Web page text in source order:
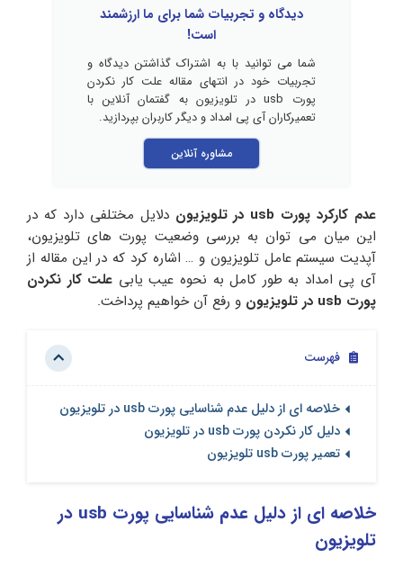
دیدگاه و تجربیات شما برای ما ارزشمند
است!
شما می توانید با به اشتراک گذاشتن دیدگاه و
تجربیات خود در انتهای مقاله علت کار نکردن
پورت usb در تلویزیون به گفتمان آنلاین با
تعمیرکاران آی پی امداد و دیگر کاربران بپردازید.
مشاوره آنلاین
عدم کارکرد پورت usb در تلویزیون
دلایل مختلفی دارد که در
این میان می توان به بررسی وضعیت پورت‌ های تلویزیون،
آپدیت سیستم عامل تلویزیون و … اشاره کرد که در این مقاله از
آی پی امداد به طور کامل به نحوه عیب یابی علت کار نکردن
پورت usb در تلویزیون
و رفع آن خواهیم پرداخت.
فهرست
خلاصه ای از دلیل عدم شناسایی پورت usb در تلویزیون
دلیل کار نکردن پورت usb در تلویزیون
تعمیر پورت usb تلویزیون
خلاصه ای از دلیل عدم شناسایی پورت usb در
تلویزیون